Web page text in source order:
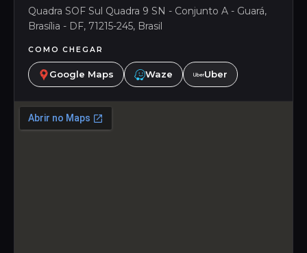
Quadra SOF Sul Quadra 9 SN - Conjunto A - Guará,
Brasília - DF, 71215-245, Brasil
COMO CHEGAR
Google Maps Waze Uber